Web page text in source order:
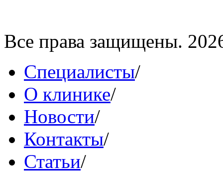
Все права защищены.
Специалисты/
О клинике/
Новости/
Контакты/
Статьи/